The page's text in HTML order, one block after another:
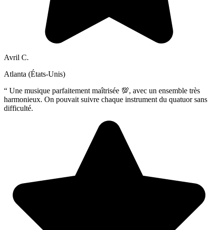
Avril C.
Atlanta (États-Unis)
“ Une musique parfaitement maîtrisée 💯, avec un ensemble très
harmonieux. On pouvait suivre chaque instrument du quatuor sans
difficulté.